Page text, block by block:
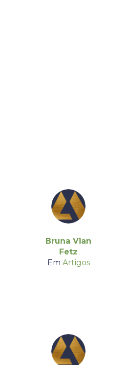
Bruna Vian
Fetz
Em Artigos